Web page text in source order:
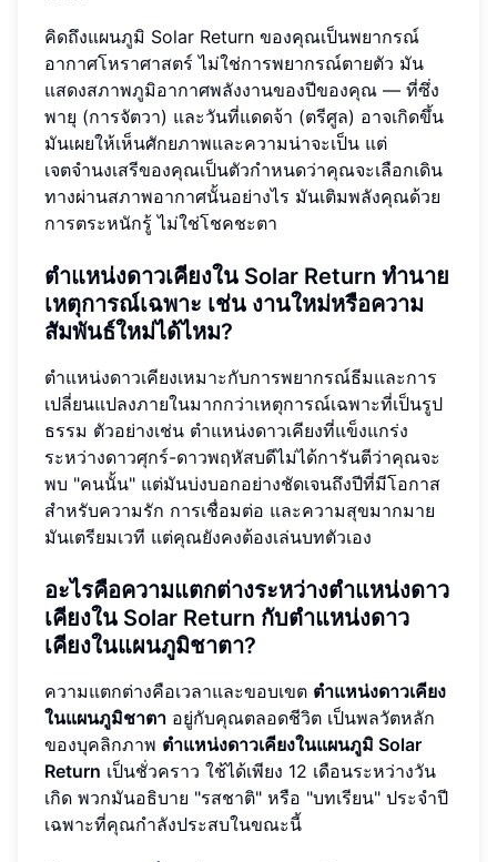
คิดถึงแผนภูมิ Solar Return ของคุณเป็นพยากรณ์
อากาศโหราศาสตร์ ไม่ใช่การพยากรณ์ตายตัว มัน
แสดงสภาพภูมิอากาศพลังงานของปีของคุณ — ที่ซึ่ง
พายุ (การจัตวา) และวันที่แดดจ้า (ตรีศูล) อาจเกิดขึ้น
มันเผยให้เห็นศักยภาพและความน่าจะเป็น แต่
เจตจำนงเสรีของคุณเป็นตัวกำหนดว่าคุณจะเลือกเดิน
ทางผ่านสภาพอากาศนั้นอย่างไร มันเติมพลังคุณด้วย
การตระหนักรู้ ไม่ใช่โชคชะตา
ตำแหน่งดาวเคียงใน Solar Return ทำนาย
เหตุการณ์เฉพาะ เช่น งานใหม่หรือความ
สัมพันธ์ใหม่ได้ไหม?
ตำแหน่งดาวเคียงเหมาะกับการพยากรณ์ธีมและการ
เปลี่ยนแปลงภายในมากกว่าเหตุการณ์เฉพาะที่เป็นรูป
ธรรม ตัวอย่างเช่น ตำแหน่งดาวเคียงที่แข็งแกร่ง
ระหว่างดาวศุกร์-ดาวพฤหัสบดีไม่ได้การันตีว่าคุณจะ
พบ "คนนั้น" แต่มันบ่งบอกอย่างชัดเจนถึงปีที่มีโอกาส
สำหรับความรัก การเชื่อมต่อ และความสุขมากมาย
มันเตรียมเวที แต่คุณยังคงต้องเล่นบทตัวเอง
อะไรคือความแตกต่างระหว่างตำแหน่งดาว
เคียงใน Solar Return กับตำแหน่งดาว
เคียงในแผนภูมิชาตา?
ความแตกต่างคือเวลาและขอบเขต ตำแหน่งดาวเคียง
ในแผนภูมิชาตา อยู่กับคุณตลอดชีวิต เป็นพลวัตหลัก
ของบุคลิกภาพ ตำแหน่งดาวเคียงในแผนภูมิ Solar
Return เป็นชั่วคราว ใช้ได้เพียง 12 เดือนระหว่างวัน
เกิด พวกมันอธิบาย "รสชาติ" หรือ "บทเรียน" ประจำปี
เฉพาะที่คุณกำลังประสบในขณะนี้